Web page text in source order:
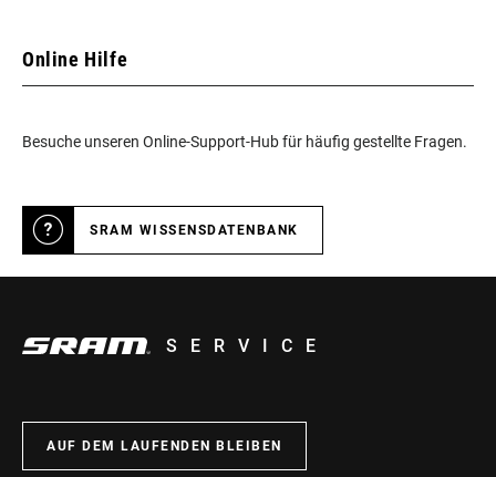
Online Hilfe
Besuche unseren Online-Support-Hub für häufig gestellte Fragen.
SRAM WISSENSDATENBANK
SERVICE
AUF DEM LAUFENDEN BLEIBEN